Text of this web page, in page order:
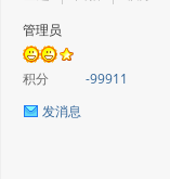
管理员
积分
-99911
发消息